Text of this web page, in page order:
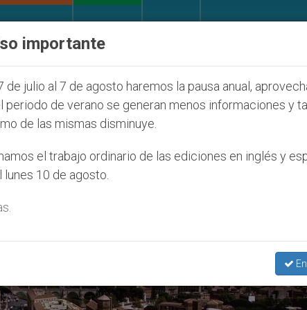
colonos judíos que afecta a cristianos (y no
importante
de julio al 7 de agosto haremos la pausa anual,
periodo de verano se generan menos informaciones y
de las mismas disminuye.
el trabajo ordinario de las ediciones en inglés y
lunes 10 de agosto.